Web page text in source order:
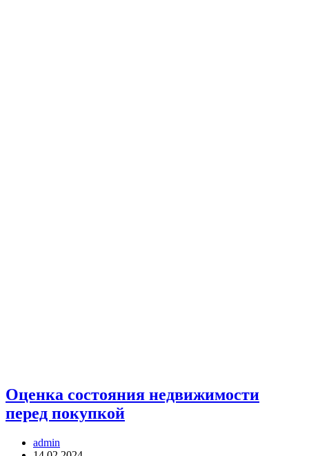
Оценка состояния недвижимости
перед покупкой
Автор
admin